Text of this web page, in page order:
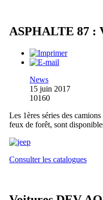
ASPHALTE 87 :
News
15 juin 2017
10160
Les 1ères séries des
feux de forêt, sont
Consulter les catalogues